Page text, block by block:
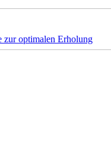
zur optimalen Erholung